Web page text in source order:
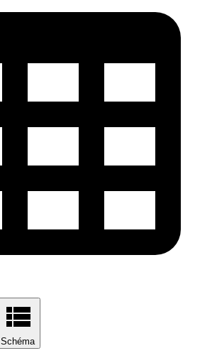
Schéma